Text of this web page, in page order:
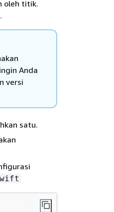
oleh titik.
Anda
versi
satu.